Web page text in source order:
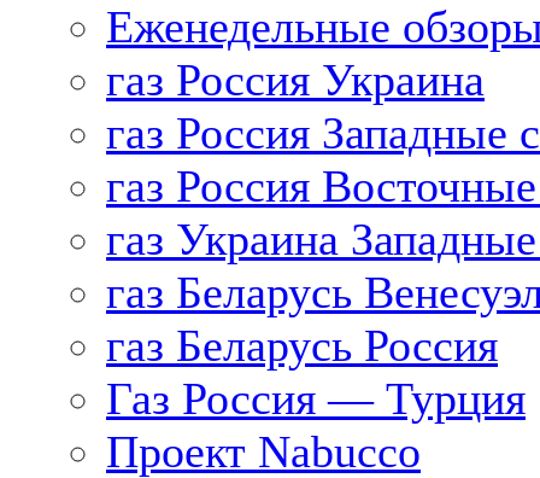
Еженедельные
газ Россия Украина
газ Россия Западные
газ Россия
газ Украина
газ Беларусь
газ Беларусь Россия
Газ Россия — Турция
Проект Nabucco